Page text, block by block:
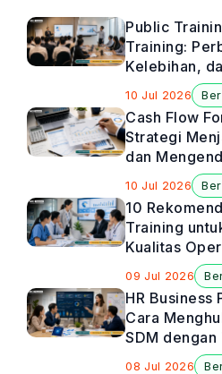
Public
Training:
Kelebihan,
10 Jul 2026
Cash Flow
Strategi
dan
Perusahaan
10 Jul 2026
10
Training
Kualitas
Manajemen
09 Jul 2026
HR Business
Cara
SDM
Perusahaan
08 Jul 2026